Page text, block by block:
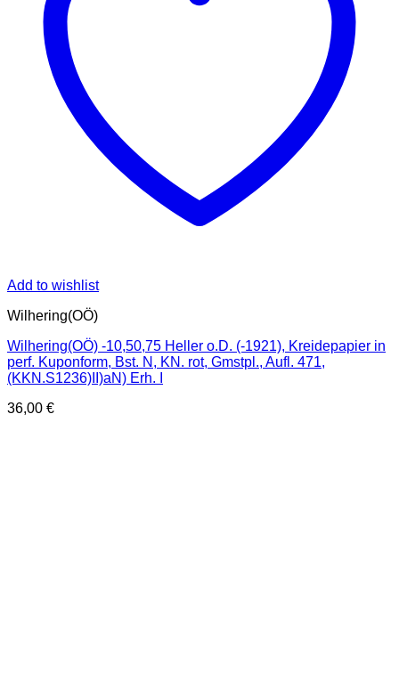
Add to wishlist
Wilhering(OÖ)
Wilhering(OÖ) -10,50,75 Heller o.D. (-1921), Kreidepapier in
perf. Kuponform, Bst. N, KN. rot, Gmstpl., Aufl. 471,
(KKN.S1236)II)aN) Erh. I
36,00 €